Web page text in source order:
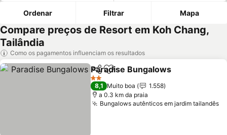
Ordenar Filtrar Mapa
Compare preços de Resort em Koh Chang,
Tailândia
Como os pagamentos influenciam os resultados
PartilharAdicionar aos favoritos
Paradise Bungalows
2 Estrelas
8,1 Muito boa
1.558
a 0.3 km da praia
Bungalows autênticos em jardim tailandês